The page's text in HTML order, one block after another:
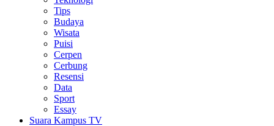
Tips
Budaya
Wisata
Puisi
Cerpen
Cerbung
Resensi
Data
Sport
Essay
Suara Kampus TV